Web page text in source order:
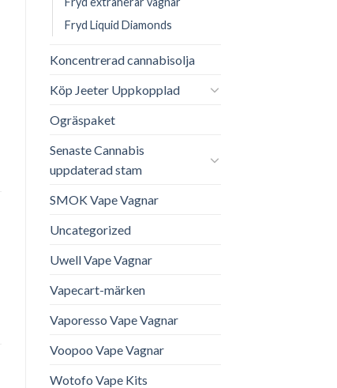
Fryd Liquid Diamonds
Koncentrerad cannabisolja
Köp Jeeter Uppkopplad
Ogräspaket
Senaste Cannabis
uppdaterad stam
SMOK Vape Vagnar
Uncategorized
Uwell Vape Vagnar
Vapecart-märken
Vaporesso Vape Vagnar
Voopoo Vape Vagnar
Wotofo Vape Kits